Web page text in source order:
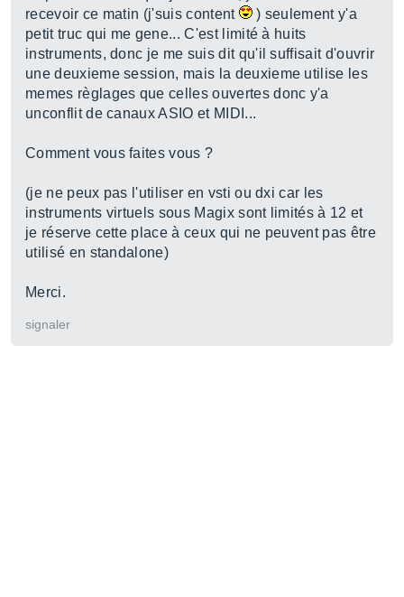
recevoir ce matin (j'suis content
) seulement y'a
petit truc qui me gene... C'est limité à huits
instruments, donc je me suis dit qu'il suffisait d'ouvrir
une deuxieme session, mais la deuxieme utilise les
memes règlages que celles ouvertes donc y'a
unconflit de canaux ASIO et MIDI...
Comment vous faites vous ?
(je ne peux pas l'utiliser en vsti ou dxi car les
instruments virtuels sous Magix sont limités à 12 et
je réserve cette place à ceux qui ne peuvent pas être
utilisé en standalone)
Merci.
signaler